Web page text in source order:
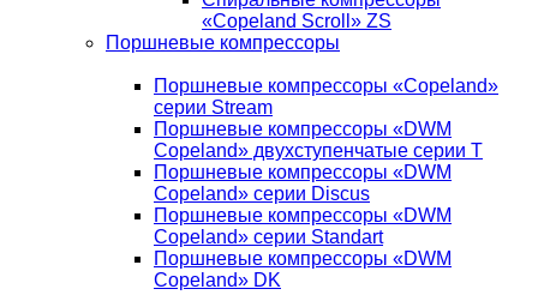
«Copeland Scroll» ZS
Поршневые компрессоры
Поршневые компрессоры «Copeland»
серии Stream
Поршневые компрессоры «DWM
Copeland» двухступенчатые серии T
Поршневые компрессоры «DWM
Copeland» серии Discus
Поршневые компрессоры «DWM
Copeland» серии Standart
Поршневые компрессоры «DWM
Copeland» DK